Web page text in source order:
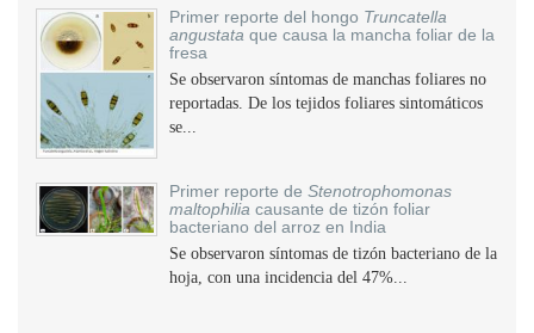
Primer reporte del hongo Truncatella
angustata que causa la mancha foliar de la
fresa
Se observaron síntomas de manchas foliares no
reportadas. De los tejidos foliares sintomáticos
se...
Primer reporte de Stenotrophomonas
maltophilia causante de tizón foliar
bacteriano del arroz en India
Se observaron síntomas de tizón bacteriano de la
hoja, con una incidencia del 47%...